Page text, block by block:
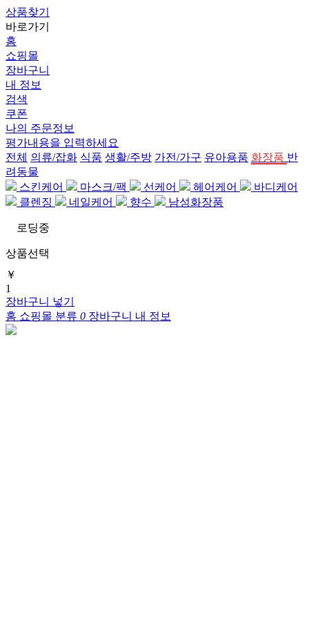
상품찾기
바로가기
홈
쇼핑몰
장바구니
내 정보
검색
쿠폰
나의 주문정보
평가내용을 입력하세요
전체 의류/잡화 식품 생활/주방 가전/가구 유아용품 화장품 반
려동물
스킨케어
마스크/팩 선케어 헤어케어
바디케어
클렌징
네일케어 향수 남성화장품
로딩중
상품선택
￥
1
장바구니 넣기
홈 쇼핑몰 분류 0 장바구니 내 정보